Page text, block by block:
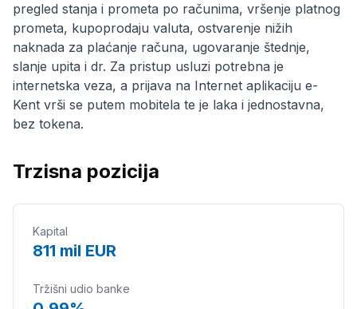
pregled stanja i prometa po računima, vršenje platnog
prometa, kupoprodaju valuta, ostvarenje nižih
naknada za plaćanje računa, ugovaranje štednje,
slanje upita i dr. Za pristup usluzi potrebna je
internetska veza, a prijava na Internet aplikaciju e-
Kent vrši se putem mobitela te je laka i jednostavna,
bez tokena.
Trzisna pozicija
Kapital
811 mil EUR
Tržišni udio banke